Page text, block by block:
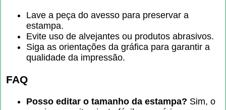
Lave a peça do avesso para preservar a
estampa.
Evite uso de alvejantes ou produtos abrasivos.
Siga as orientações da gráfica para garantir a
qualidade da impressão.
FAQ
Posso editar o tamanho da estampa? Sim, o